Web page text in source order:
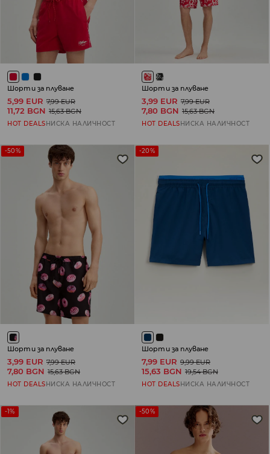
Шорти за плуване
5,99 EUR 7,99 EUR
11,72 BGN 15,63 BGN
HOT DEALSНИСКА НАЛИЧНОСТ
Шорти за плуване
3,99 EUR 7,99 EUR
7,80 BGN 15,63 BGN
HOT DEALSНИСКА НАЛИЧНОСТ
-50%
Шорти за плуване
3,99 EUR 7,99 EUR
7,80 BGN 15,63 BGN
HOT DEALSНИСКА НАЛИЧНОСТ
-20%
Шорти за плуване
7,99 EUR 9,99 EUR
15,63 BGN 19,54 BGN
HOT DEALSНИСКА НАЛИЧНОСТ
-1% -50%